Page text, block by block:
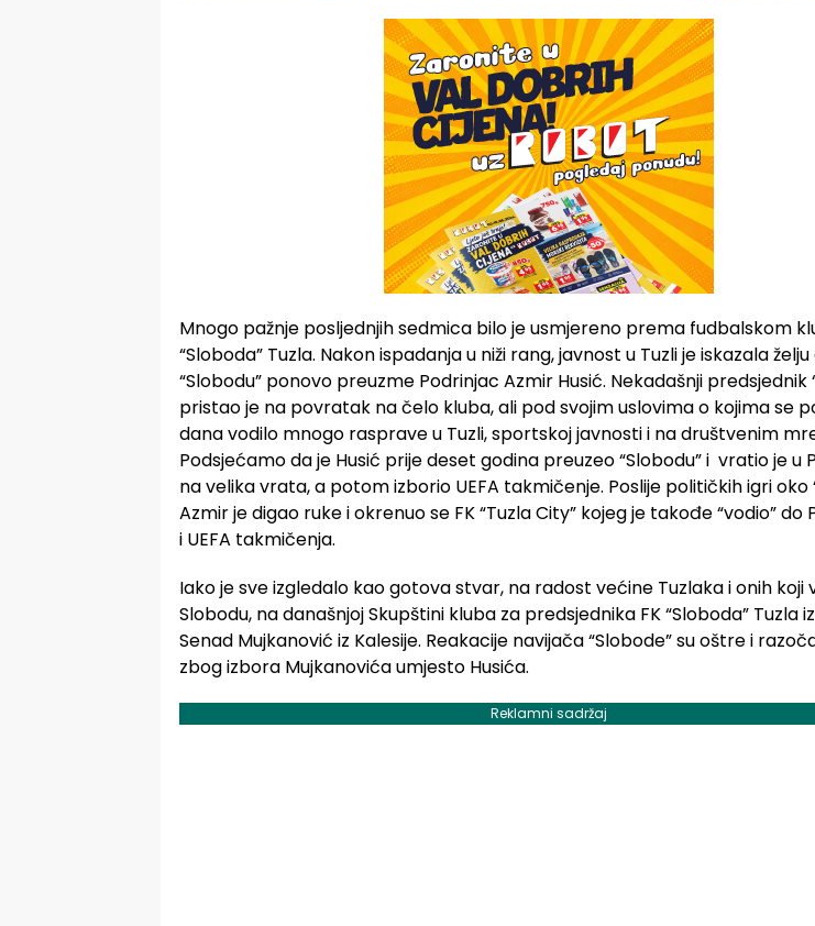
Mnogo pažnje posljednjih sedmica bilo je usmjereno prema fudbalskom
“Sloboda” Tuzla. Nakon ispadanja u niži rang, javnost u Tuzli je iskazala
“Slobodu” ponovo preuzme Podrinjac Azmir Husić. Nekadašnji predsjednik
pristao je na povratak na čelo kluba, ali pod svojim uslovima o kojima se
dana vodilo mnogo rasprave u Tuzli, sportskoj javnosti i na društvenim
Podsjećamo da je Husić prije deset godina preuzeo “Slobodu” i vratio je u
na velika vrata, a potom izborio UEFA takmičenje. Poslije političkih igri oko
Azmir je digao ruke i okrenuo se FK “Tuzla City” kojeg je takođe “vodio” do
i UEFA takmičenja.
Iako je sve izgledalo kao gotova stvar, na radost većine Tuzlaka i onih koji
Slobodu, na današnjoj Skupštini kluba za predsjednika FK “Sloboda” Tuzla
Senad Mujkanović iz Kalesije. Reakacije navijača “Slobode” su oštre i
zbog izbora Mujkanovića umjesto Husića.
Reklamni sadržaj